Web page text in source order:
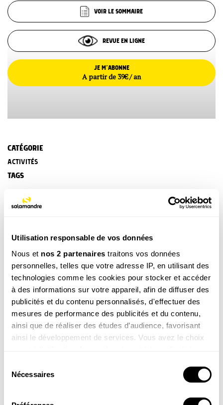
Utilisation responsable de vos données
Nous et nos 2 partenaires traitons vos données
personnelles, telles que votre adresse IP, en utilisant des
technologies comme les cookies pour stocker et accéder
à des informations sur votre appareil, afin de diffuser des
publicités et du contenu personnalisés, d'effectuer des
mesures de performance des publicités et du contenu,
ainsi que de réaliser des études d’audience, favorisant
ainsi le développement de services. Vous avez le choix
tout moment en consultant la Déclaration relative aux
cookies ou en cliquant sur l'icône de confidentialité.
Nécessaires
VOIR LE SOMMAIRE
REVUE EN LIGNE
JE M’ABONNE
A partir de 39€ / an
CATÉGORIE
ACTIVITÉS
TAGS
Une vie pour la
nature
Agir pour la nature – Balcons
et terrasses